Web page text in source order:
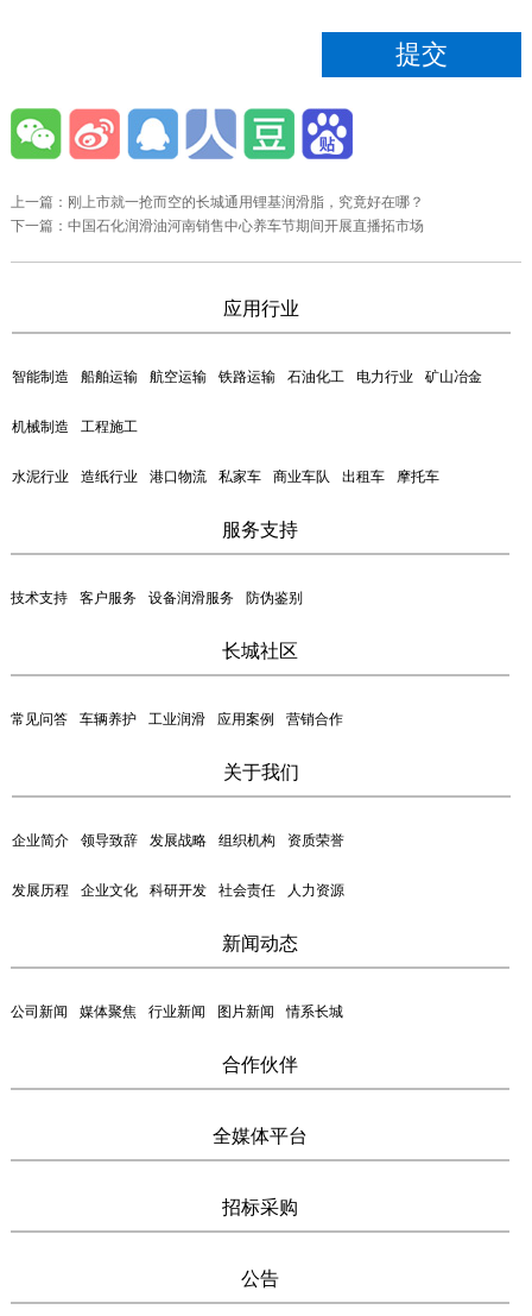
上一篇： 刚上市就一抢而空的长城通用锂基润滑脂，究竟好在哪？
下一篇： 中国石化润滑油河南销售中心养车节期间开展直播拓市场
应用行业
智能制造 船舶运输 航空运输 铁路运输 石油化工 电力行业 矿山冶金
机械制造 工程施工
水泥行业 造纸行业 港口物流 私家车 商业车队 出租车 摩托车
服务支持
技术支持 客户服务 设备润滑服务 防伪鉴别
长城社区
常见问答 车辆养护 工业润滑 应用案例 营销合作
关于我们
企业简介 领导致辞 发展战略 组织机构 资质荣誉
发展历程 企业文化 科研开发 社会责任 人力资源
新闻动态
公司新闻 媒体聚焦 行业新闻 图片新闻 情系长城
合作伙伴
全媒体平台
招标采购
公告